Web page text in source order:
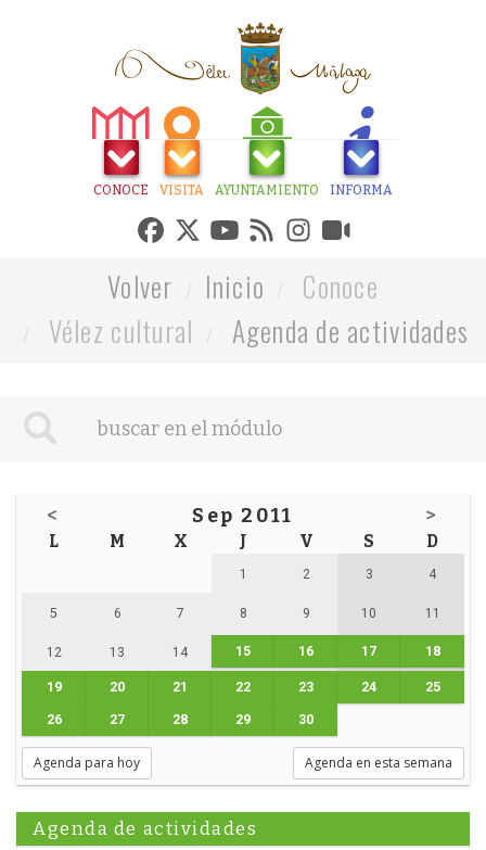
CONOCE VISITA AYUNTAMIENTO INFORMA
Volver Inicio
Conoce
Vélez cultural
Agenda de actividades
< Sep 2011 >
L M X J V S D
1 2 3 4
5 6 7 8 9 10 11
12 13 14 15 16 17 18
19 20 21 22 23 24 25
26 27 28 29 30
Agenda para hoy Agenda en esta semana
Agenda de actividades